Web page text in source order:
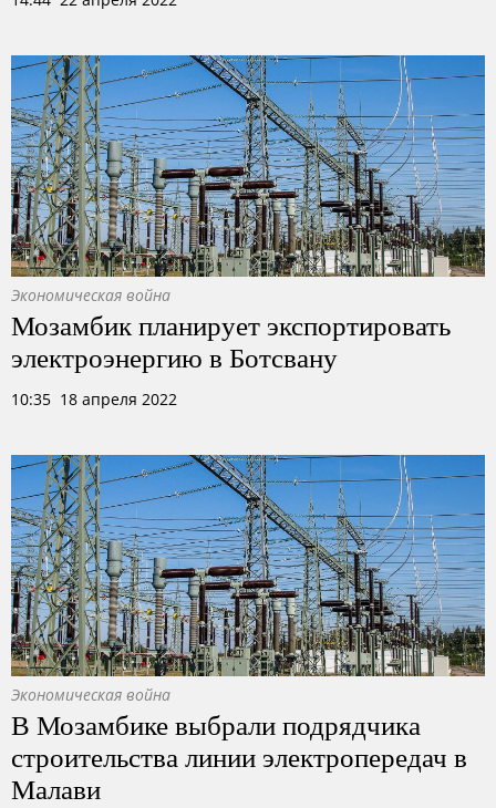
Экономическая война
Мозамбик планирует экспортировать
электроэнергию в Ботсвану
10:35 18 апреля 2022
Экономическая война
В Мозамбике выбрали подрядчика
строительства линии электропередач в
Малави